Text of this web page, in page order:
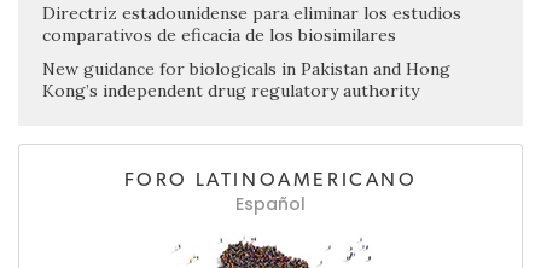
Directriz estadounidense para eliminar los estudios
comparativos de eficacia de los biosimilares
New guidance for biologicals in Pakistan and Hong
Kong’s independent drug regulatory authority
FORO LATINOAMERICANO
Español